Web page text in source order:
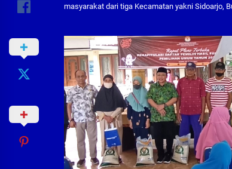
masyarakat dari tiga Kecamatan yakni Sidoarjo,